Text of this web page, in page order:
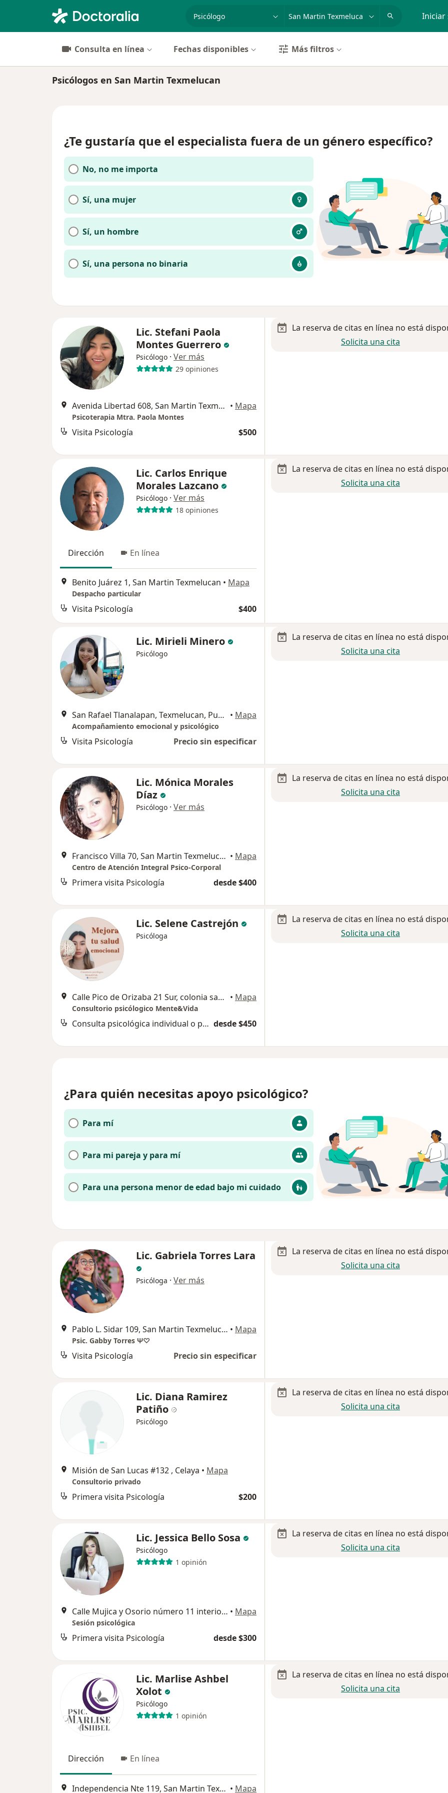
especialidad, enfermedad o nombre Iniciar
Consulta en línea Fechas disponibles Más filtros
Psicólogos en San Martin Texmelucan
¿Te gustaría que el especialista fuera de un género específico?
No, no me importa
Sí, una mujer
Sí, un hombre
Sí, una persona no binaria
Lic. Stefani Paola
Montes Guerrero
Psicólogo · Ver más
29 opiniones
Avenida Libertad 608, San Martin Texmelucan • Mapa
Psicoterapia Mtra. Paola Montes
Visita Psicología $500
La reserva de citas en línea no está
Solicita una cita
Lic. Carlos Enrique
Morales Lazcano
Psicólogo · Ver más
18 opiniones
Dirección En línea
Benito Juárez 1, San Martin Texmelucan • Mapa
Despacho particular
Visita Psicología $400
La reserva de citas en línea no está
Solicita una cita
Lic. Mirieli Minero
Psicólogo
San Rafael Tlanalapan, Texmelucan, Puebla., San Martin Texmelucan • Mapa
Acompañamiento emocional y psicológico
Visita Psicología Precio sin especificar
La reserva de citas en línea no está
Solicita una cita
Lic. Mónica Morales
Díaz
Psicólogo · Ver más
Francisco Villa 70, San Martin Texmelucan • Mapa
Centro de Atención Integral Psico-Corporal
Primera visita Psicología desde $400
La reserva de citas en línea no está
Solicita una cita
Lic. Selene Castrejón
Psicóloga
Calle Pico de Orizaba 21 Sur, colonia san Miguel, San Martin Texmelucan • Mapa
Consultorio psicólogico Mente&Vida
Consulta psicológica individual o pareja desde $450
La reserva de citas en línea no está
Solicita una cita
¿Para quién necesitas apoyo psicológico?
Para mí
Para mi pareja y para mí
Para una persona menor de edad bajo mi cuidado
Lic. Gabriela Torres Lara
Psicóloga · Ver más
Pablo L. Sidar 109, San Martin Texmelucan • Mapa
Psic. Gabby Torres Ψ♡
Visita Psicología Precio sin especificar
La reserva de citas en línea no está
Solicita una cita
Lic. Diana Ramirez
Patiño
Psicólogo
Misión de San Lucas #132 , Celaya • Mapa
Consultorio privado
Primera visita Psicología $200
La reserva de citas en línea no está
Solicita una cita
Lic. Jessica Bello Sosa
Psicólogo
1 opinión
Calle Mujica y Osorio número 11 interior 6 colonia centro , San Martin Texmelucan • Mapa
Sesión psicológica
Primera visita Psicología desde $300
La reserva de citas en línea no está
Solicita una cita
Lic. Marlise Ashbel
Xolot
Psicólogo
1 opinión
Dirección En línea
Independencia Nte 119, San Martin Texmelucan • Mapa
La reserva de citas en línea no está
Solicita una cita